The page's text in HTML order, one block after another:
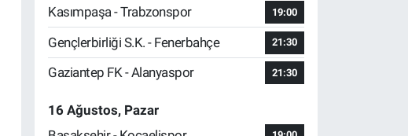
Kasımpaşa - Trabzonspor 19:00
Gençlerbirliği S.K. - Fenerbahçe 21:30
Gaziantep FK - Alanyaspor 21:30
16 Ağustos, Pazar